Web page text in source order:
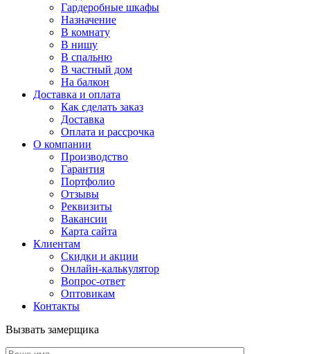
Гардеробные шкафы
Назначение
В комнату
В нишу
В спальню
В частный дом
На балкон
Доставка и оплата
Как сделать заказ
Доставка
Оплата и рассрочка
О компании
Производство
Гарантия
Портфолио
Отзывы
Реквизиты
Вакансии
Карта сайта
Клиентам
Скидки и акции
Онлайн-калькулятор
Вопрос-ответ
Оптовикам
Контакты
Вызвать замерщика